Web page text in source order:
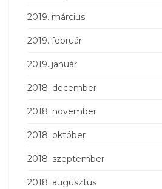
2019. március
2019. február
2019. január
2018. december
2018. november
2018. október
2018. szeptember
2018. augusztus